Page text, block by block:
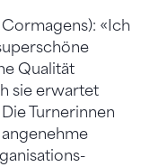
Cormagens): «Ich
Qualität
sie erwartet
Turnerinnen